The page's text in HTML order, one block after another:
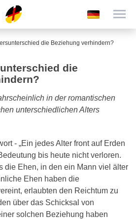
die Beziehung verhindern?
die
in der romantischen
unterschiedlichen Alters
- „Ein jedes Alter front auf Erden
bis heute nicht verloren.
die Ehen, in den ein Mann viel älter
Ehen haben die
erlaubten den Reichtum zu
über das Schicksal von
solchen Beziehung haben